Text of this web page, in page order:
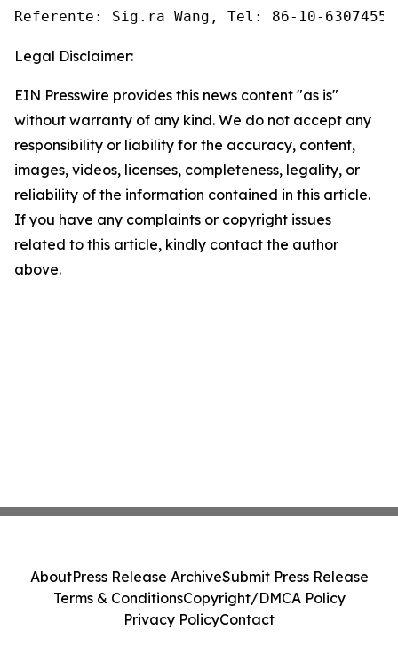
Referente: Sig.ra Wang, Tel: 86-10-63074558
Legal Disclaimer:
EIN Presswire provides this news content "as is"
without warranty of any kind. We do not accept any
responsibility or liability for the accuracy, content,
images, videos, licenses, completeness, legality, or
reliability of the information contained in this article.
If you have any complaints or copyright issues
related to this article, kindly contact the author
above.
AboutPress Release ArchiveSubmit Press Release
Terms & ConditionsCopyright/DMCA Policy
Privacy PolicyContact